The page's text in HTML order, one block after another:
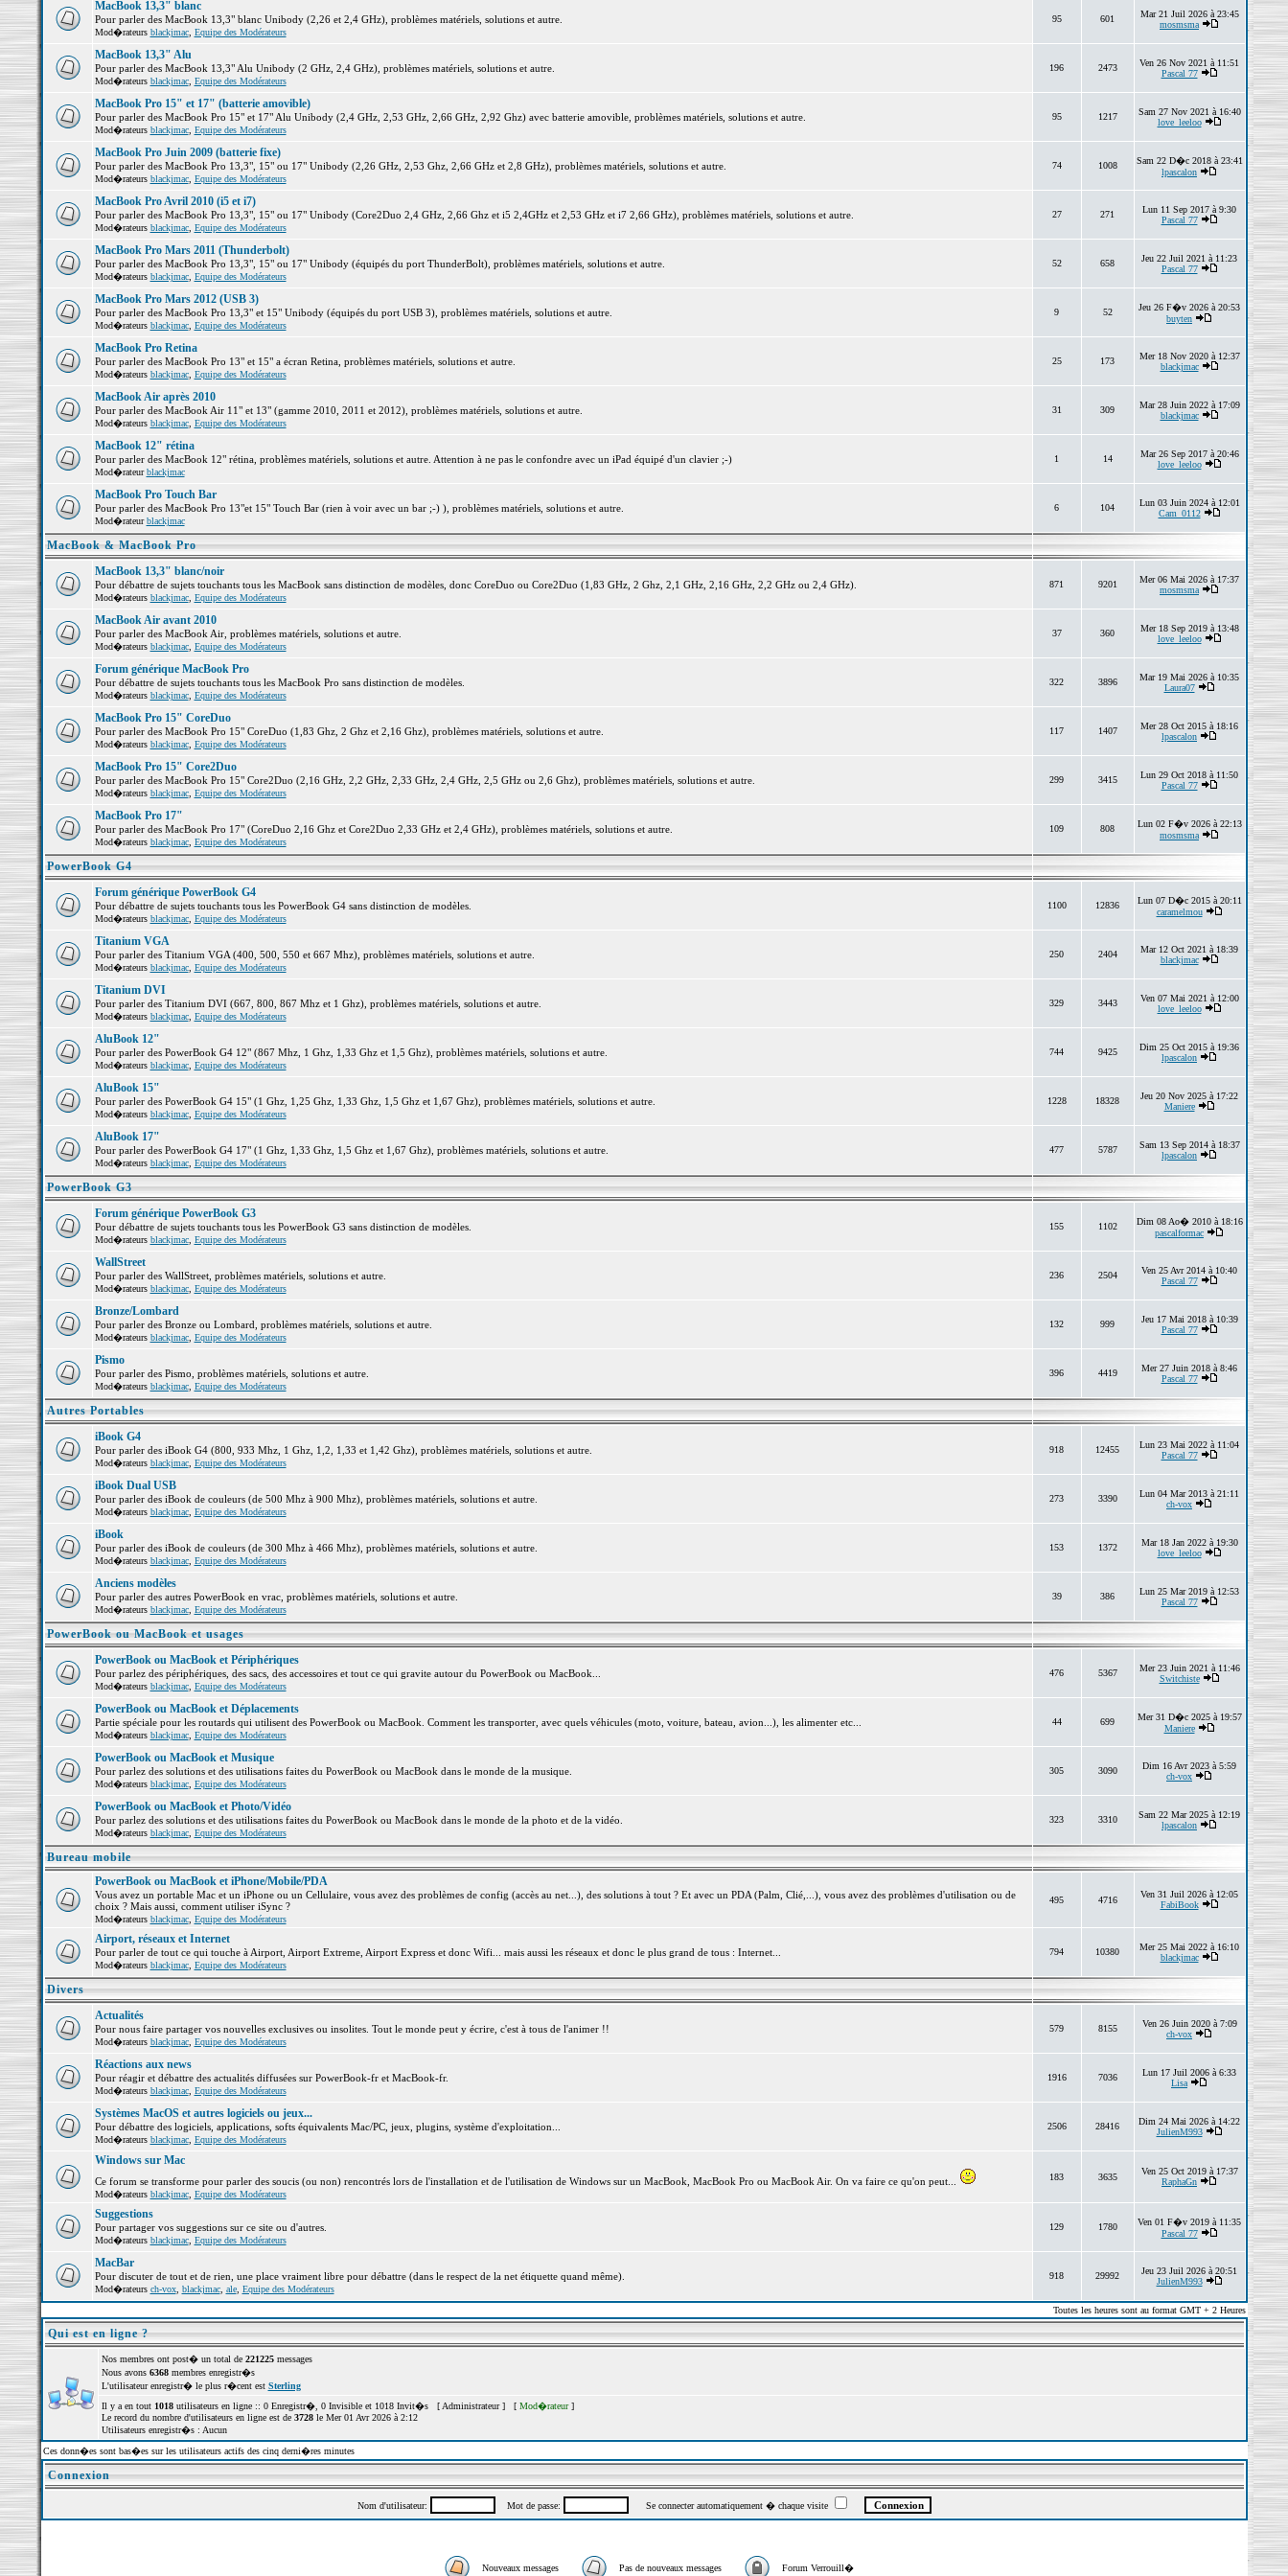
MacBook 13,3" blanc
Pour parler des MacBook 13,3" blanc Unibody (2,26 et 2,4 GHz), problèmes matériels, solutions et autre.
Mod�rateurs blackjmac, Equipe des Modérateurs
95 601
Mar 21 Juil 2026 à 23:45
mosmsma
MacBook 13,3" Alu
Pour parler des MacBook 13,3" Alu Unibody (2 GHz, 2,4 GHz), problèmes matériels, solutions et autre.
Mod�rateurs blackjmac, Equipe des Modérateurs
196 2473
Ven 26 Nov 2021 à 11:51
Pascal 77
MacBook Pro 15" et 17" (batterie amovible)
Pour parler des MacBook Pro 15" et 17" Alu Unibody (2,4 GHz, 2,53 GHz, 2,66 GHz, 2,92 Ghz) avec batterie amovible, problèmes matériels, solutions et autre.
Mod�rateurs blackjmac, Equipe des Modérateurs
95 1217
Sam 27 Nov 2021 à 16:40
love_leeloo
MacBook Pro Juin 2009 (batterie fixe)
Pour parler des MacBook Pro 13,3", 15" ou 17" Unibody (2,26 GHz, 2,53 Ghz, 2,66 GHz et 2,8 GHz), problèmes matériels, solutions et autre.
Mod�rateurs blackjmac, Equipe des Modérateurs
74 1008
Sam 22 D�c 2018 à 23:41
lpascalon
MacBook Pro Avril 2010 (i5 et i7)
Pour parler des MacBook Pro 13,3", 15" ou 17" Unibody (Core2Duo 2,4 GHz, 2,66 Ghz et i5 2,4GHz et 2,53 GHz et i7 2,66 GHz), problèmes matériels, solutions et autre.
Mod�rateurs blackjmac, Equipe des Modérateurs
27 271
Lun 11 Sep 2017 à 9:30
Pascal 77
MacBook Pro Mars 2011 (Thunderbolt)
Pour parler des MacBook Pro 13,3", 15" ou 17" Unibody (équipés du port ThunderBolt), problèmes matériels, solutions et autre.
Mod�rateurs blackjmac, Equipe des Modérateurs
52 658
Jeu 22 Juil 2021 à 11:23
Pascal 77
MacBook Pro Mars 2012 (USB 3)
Pour parler des MacBook Pro 13,3" et 15" Unibody (équipés du port USB 3), problèmes matériels, solutions et autre.
Mod�rateurs blackjmac, Equipe des Modérateurs
9 52
Jeu 26 F�v 2026 à 20:53
buyten
MacBook Pro Retina
Pour parler des MacBook Pro 13" et 15" a écran Retina, problèmes matériels, solutions et autre.
Mod�rateurs blackjmac, Equipe des Modérateurs
25 173
Mer 18 Nov 2020 à 12:37
blackjmac
MacBook Air après 2010
Pour parler des MacBook Air 11" et 13" (gamme 2010, 2011 et 2012), problèmes matériels, solutions et autre.
Mod�rateurs blackjmac, Equipe des Modérateurs
31 309
Mar 28 Juin 2022 à 17:09
blackjmac
MacBook 12" rétina
Pour parler des MacBook 12" rétina, problèmes matériels, solutions et autre. Attention à ne pas le confondre avec un iPad équipé d'un clavier ;-)
Mod�rateurblackjmac
1 14
Mar 26 Sep 2017 à 20:46
love_leeloo
MacBook Pro Touch Bar
Pour parler des MacBook Pro 13"et 15" Touch Bar (rien à voir avec un bar ;-) ), problèmes matériels, solutions et autre.
Mod�rateurblackjmac
6 104
Lun 03 Juin 2024 à 12:01
Cam_0112
MacBook & MacBook Pro
MacBook 13,3" blanc/noir
Pour débattre de sujets touchants tous les MacBook sans distinction de modèles, donc CoreDuo ou Core2Duo (1,83 GHz, 2 Ghz, 2,1 GHz, 2,16 GHz, 2,2 GHz ou 2,4 GHz).
Mod�rateurs blackjmac, Equipe des Modérateurs
871 9201
Mer 06 Mai 2026 à 17:37
mosmsma
MacBook Air avant 2010
Pour parler des MacBook Air, problèmes matériels, solutions et autre.
Mod�rateurs blackjmac, Equipe des Modérateurs
37 360
Mer 18 Sep 2019 à 13:48
love_leeloo
Forum générique MacBook Pro
Pour débattre de sujets touchants tous les MacBook Pro sans distinction de modèles.
Mod�rateurs blackjmac, Equipe des Modérateurs
322 3896
Mar 19 Mai 2026 à 10:35
Laura07
MacBook Pro 15" CoreDuo
Pour parler des MacBook Pro 15" CoreDuo (1,83 Ghz, 2 Ghz et 2,16 Ghz), problèmes matériels, solutions et autre.
Mod�rateurs blackjmac, Equipe des Modérateurs
117 1407
Mer 28 Oct 2015 à 18:16
lpascalon
MacBook Pro 15" Core2Duo
Pour parler des MacBook Pro 15" Core2Duo (2,16 GHz, 2,2 GHz, 2,33 GHz, 2,4 GHz, 2,5 GHz ou 2,6 Ghz), problèmes matériels, solutions et autre.
Mod�rateurs blackjmac, Equipe des Modérateurs
299 3415
Lun 29 Oct 2018 à 11:50
Pascal 77
MacBook Pro 17"
Pour parler des MacBook Pro 17" (CoreDuo 2,16 Ghz et Core2Duo 2,33 GHz et 2,4 GHz), problèmes matériels, solutions et autre.
Mod�rateurs blackjmac, Equipe des Modérateurs
109 808
Lun 02 F�v 2026 à 22:13
mosmsma
PowerBook G4
Forum générique PowerBook G4
Pour débattre de sujets touchants tous les PowerBook G4 sans distinction de modèles.
Mod�rateurs blackjmac, Equipe des Modérateurs
1100 12836
Lun 07 D�c 2015 à 20:11
caramelmou
Titanium VGA
Pour parler des Titanium VGA (400, 500, 550 et 667 Mhz), problèmes matériels, solutions et autre.
Mod�rateurs blackjmac, Equipe des Modérateurs
250 2404
Mar 12 Oct 2021 à 18:39
blackjmac
Titanium DVI
Pour parler des Titanium DVI (667, 800, 867 Mhz et 1 Ghz), problèmes matériels, solutions et autre.
Mod�rateurs blackjmac, Equipe des Modérateurs
329 3443
Ven 07 Mai 2021 à 12:00
love_leeloo
AluBook 12"
Pour parler des PowerBook G4 12" (867 Mhz, 1 Ghz, 1,33 Ghz et 1,5 Ghz), problèmes matériels, solutions et autre.
Mod�rateurs blackjmac, Equipe des Modérateurs
744 9425
Dim 25 Oct 2015 à 19:36
lpascalon
AluBook 15"
Pour parler des PowerBook G4 15" (1 Ghz, 1,25 Ghz, 1,33 Ghz, 1,5 Ghz et 1,67 Ghz), problèmes matériels, solutions et autre.
Mod�rateurs blackjmac, Equipe des Modérateurs
1228 18328
Jeu 20 Nov 2025 à 17:22
Maniere
AluBook 17"
Pour parler des PowerBook G4 17" (1 Ghz, 1,33 Ghz, 1,5 Ghz et 1,67 Ghz), problèmes matériels, solutions et autre.
Mod�rateurs blackjmac, Equipe des Modérateurs
477 5787
Sam 13 Sep 2014 à 18:37
lpascalon
PowerBook G3
Forum générique PowerBook G3
Pour débattre de sujets touchants tous les PowerBook G3 sans distinction de modèles.
Mod�rateurs blackjmac, Equipe des Modérateurs
155 1102
Dim 08 Ao� 2010 à 18:16
pascalformac
WallStreet
Pour parler des WallStreet, problèmes matériels, solutions et autre.
Mod�rateurs blackjmac, Equipe des Modérateurs
236 2504
Ven 25 Avr 2014 à 10:40
Pascal 77
Bronze/Lombard
Pour parler des Bronze ou Lombard, problèmes matériels, solutions et autre.
Mod�rateurs blackjmac, Equipe des Modérateurs
132 999
Jeu 17 Mai 2018 à 10:39
Pascal 77
Pismo
Pour parler des Pismo, problèmes matériels, solutions et autre.
Mod�rateurs blackjmac, Equipe des Modérateurs
396 4419
Mer 27 Juin 2018 à 8:46
Pascal 77
Autres Portables
iBook G4
Pour parler des iBook G4 (800, 933 Mhz, 1 Ghz, 1,2, 1,33 et 1,42 Ghz), problèmes matériels, solutions et autre.
Mod�rateurs blackjmac, Equipe des Modérateurs
918 12455
Lun 23 Mai 2022 à 11:04
Pascal 77
iBook Dual USB
Pour parler des iBook de couleurs (de 500 Mhz à 900 Mhz), problèmes matériels, solutions et autre.
Mod�rateurs blackjmac, Equipe des Modérateurs
273 3390
Lun 04 Mar 2013 à 21:11
ch-vox
iBook
Pour parler des iBook de couleurs (de 300 Mhz à 466 Mhz), problèmes matériels, solutions et autre.
Mod�rateurs blackjmac, Equipe des Modérateurs
153 1372
Mar 18 Jan 2022 à 19:30
love_leeloo
Anciens modèles
Pour parler des autres PowerBook en vrac, problèmes matériels, solutions et autre.
Mod�rateurs blackjmac, Equipe des Modérateurs
39 386
Lun 25 Mar 2019 à 12:53
Pascal 77
PowerBook ou MacBook et usages
PowerBook ou MacBook et Périphériques
Pour parlez des périphériques, des sacs, des accessoires et tout ce qui gravite autour du PowerBook ou MacBook...
Mod�rateurs blackjmac, Equipe des Modérateurs
476 5367
Mer 23 Juin 2021 à 11:46
Switchiste
PowerBook ou MacBook et Déplacements
Partie spéciale pour les routards qui utilisent des PowerBook ou MacBook. Comment les transporter, avec quels véhicules (moto, voiture, bateau, avion...), les alimenter etc...
Mod�rateurs blackjmac, Equipe des Modérateurs
44 699
Mer 31 D�c 2025 à 19:57
Maniere
PowerBook ou MacBook et Musique
Pour parlez des solutions et des utilisations faites du PowerBook ou MacBook dans le monde de la musique.
Mod�rateurs blackjmac, Equipe des Modérateurs
305 3090
Dim 16 Avr 2023 à 5:59
ch-vox
PowerBook ou MacBook et Photo/Vidéo
Pour parlez des solutions et des utilisations faites du PowerBook ou MacBook dans le monde de la photo et de la vidéo.
Mod�rateurs blackjmac, Equipe des Modérateurs
323 3310
Sam 22 Mar 2025 à 12:19
lpascalon
Bureau mobile
PowerBook ou MacBook et iPhone/Mobile/PDA
Vous avez un portable Mac et un iPhone ou un Cellulaire, vous avez des problèmes de config (accès au net...), des solutions à tout ? Et avec un PDA (Palm, Clié,...), vous avez des problèmes d'utilisation ou de
choix ? Mais aussi, comment utiliser iSync ?
Mod�rateurs blackjmac, Equipe des Modérateurs
495 4716
Ven 31 Juil 2026 à 12:05
FabiBook
Airport, réseaux et Internet
Pour parler de tout ce qui touche à Airport, Airport Extreme, Airport Express et donc Wifi... mais aussi les réseaux et donc le plus grand de tous : Internet...
Mod�rateurs blackjmac, Equipe des Modérateurs
794 10380
Mer 25 Mai 2022 à 16:10
blackjmac
Divers
Actualités
Pour nous faire partager vos nouvelles exclusives ou insolites. Tout le monde peut y écrire, c'est à tous de l'animer !!
Mod�rateurs blackjmac, Equipe des Modérateurs
579 8155
Ven 26 Juin 2020 à 7:09
ch-vox
Réactions aux news
Pour réagir et débattre des actualités diffusées sur PowerBook-fr et MacBook-fr.
Mod�rateurs blackjmac, Equipe des Modérateurs
1916 7036
Lun 17 Juil 2006 à 6:33
Lisa
Systèmes MacOS et autres logiciels ou jeux...
Pour débattre des logiciels, applications, softs équivalents Mac/PC, jeux, plugins, système d'exploitation...
Mod�rateurs blackjmac, Equipe des Modérateurs
2506 28416
Dim 24 Mai 2026 à 14:22
JulienM993
Windows sur Mac
Ce forum se transforme pour parler des soucis (ou non) rencontrés lors de l'installation et de l'utilisation de Windows sur un MacBook, MacBook Pro ou MacBook Air. On va faire ce qu'on peut...
Mod�rateurs blackjmac, Equipe des Modérateurs
183 3635
Ven 25 Oct 2019 à 17:37
RaphaGn
Suggestions
Pour partager vos suggestions sur ce site ou d'autres.
Mod�rateurs blackjmac, Equipe des Modérateurs
129 1780
Ven 01 F�v 2019 à 11:35
Pascal 77
MacBar
Pour discuter de tout et de rien, une place vraiment libre pour débattre (dans le respect de la net étiquette quand même).
Mod�rateurs ch-vox, blackjmac, ale, Equipe des Modérateurs
918 29992
Jeu 23 Juil 2026 à 20:51
JulienM993
Toutes les heures sont au format GMT + 2 Heures
Qui est en ligne ?
Nos membres ont post� un total de 221225messages
Nous avons 6368membres enregistr�s
L'utilisateur enregistr� le plus r�cent est Sterling
Il y a en tout 1018utilisateurs en ligne :: 0 Enregistr�, 0 Invisible et 1018 Invit�s [ Administrateur] [ Mod�rateur]
Le record du nombre d'utilisateurs en ligne est de 3728le Mer 01 Avr 2026 à 2:12
Utilisateurs enregistr�s : Aucun
Ces donn�es sont bas�es sur les utilisateurs actifs des cinq derni�res minutes
Connexion
Nom d'utilisateur: Mot de passe: Se connecter automatiquement � chaque visite
Nouveaux messages Pas de nouveaux messages Forum Verrouill�